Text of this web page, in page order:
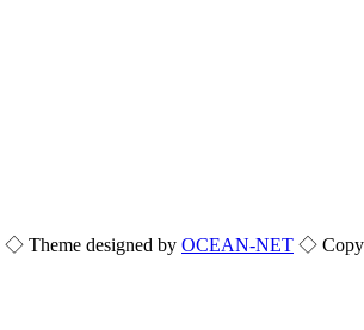
◇ Theme designed by OCEAN-NET ◇